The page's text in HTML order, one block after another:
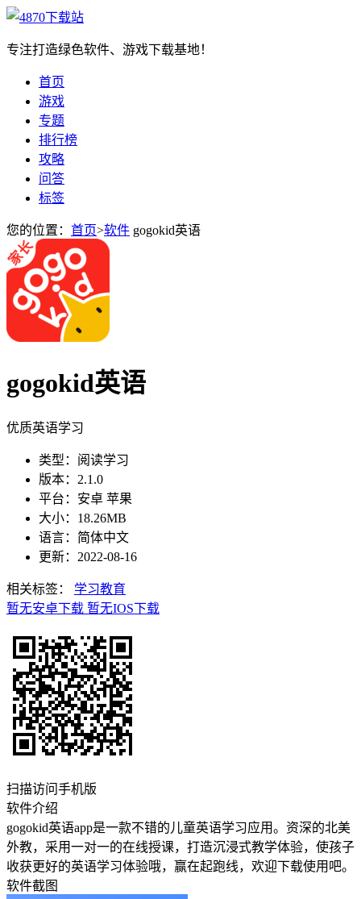
专注打造绿色软件、游戏下载基地！
首页
游戏
专题
排行榜
攻略
问答
标签
您的位置： 首页>软件 gogokid英语
gogokid英语
优质英语学习
类型：阅读学习
版本：2.1.0
平台：安卓 苹果
大小：18.26MB
语言：简体中文
更新：2022-08-16
相关标签：
学习教育
暂无安卓下载 暂无IOS下载
扫描访问手机版
软件介绍
gogokid英语app是一款不错的儿童英语学习应用。资深的北美
外教，采用一对一的在线授课，打造沉浸式教学体验，使孩子
收获更好的英语学习体验哦，赢在起跑线，欢迎下载使用吧。
软件截图